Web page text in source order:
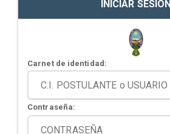
INICIAR SESIÓN
Carnet de identidad:
Contraseña: